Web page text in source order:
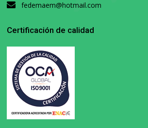
fedemaem@hotmail.com
Certificación de calidad